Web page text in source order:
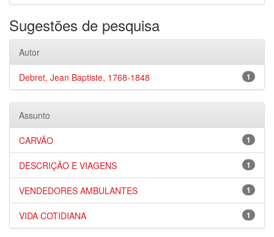
Sugestões de pesquisa
Autor
1
Debret, Jean Baptiste, 1768-1848
Assunto
1
CARVÃO
1
DESCRIÇÃO E VIAGENS
1
VENDEDORES AMBULANTES
1
VIDA COTIDIANA